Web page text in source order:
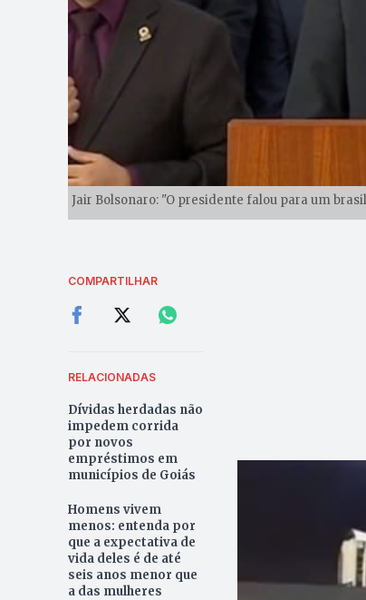
Jair Bolsonaro: "O presidente falou para um
COMPARTILHAR
RELACIONADAS
Dívidas herdadas não
impedem corrida
por novos
empréstimos em
municípios de Goiás
Homens vivem
menos: entenda por
que a expectativa de
vida deles é de até
seis anos menor que
a das mulheres